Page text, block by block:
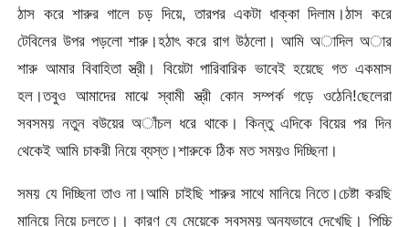
ঠাস করে শারুর গালে চড় দিয়ে, তারপর একটা ধাক্কা দিলাম।ঠাস করে
টেবিলের উপর পড়লো শারু।হঠাৎ করে রাগ উঠলো। আমি অাদিল অার
শারু আমার বিবাহিতা স্ত্রী। বিয়েটা পারিবারিক ভাবেই হয়েছে গত একমাস
হল।তবুও আমাদের মাঝে স্বামী স্ত্রী কোন সম্পর্ক গড়ে ওঠেনি!ছেলেরা
সবসময় নতুন বউয়ের অাঁচল ধরে থাকে। কিন্তু এদিকে বিয়ের পর দিন
থেকেই আমি চাকরী নিয়ে ব্যস্ত।শারুকে ঠিক মত সময়ও দিচ্ছিনা।
সময় যে দিচ্ছিনা তাও না।আমি চাইছি শারুর সাথে মানিয়ে নিতে।চেষ্টা করছি
মানিয়ে নিয়ে চলতে।। কারণ যে মেয়েকে সবসময় অন্যভাবে দেখেছি। পিচ্চি